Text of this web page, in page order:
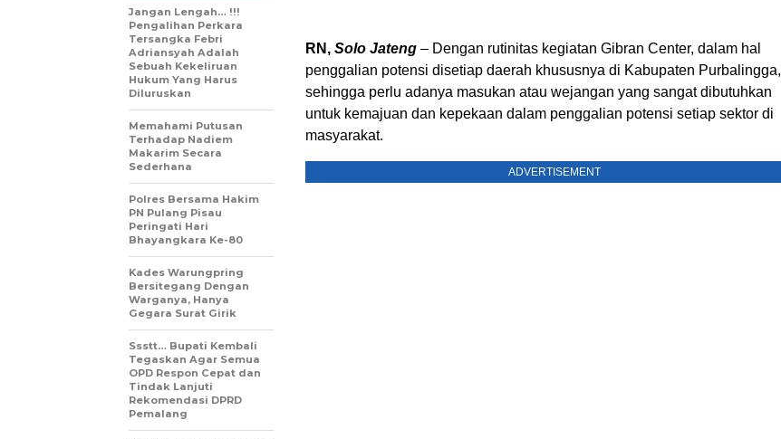
RN, Solo Jateng – Dengan rutinitas kegiatan Gibran Center, dalam hal
penggalian potensi disetiap daerah khususnya di Kabupaten Purbalingga,
sehingga perlu adanya masukan atau wejangan yang sangat dibutuhkan
untuk kemajuan dan kepekaan dalam penggalian potensi setiap sektor di
masyarakat.
ADVERTISEMENT
Jangan Lengah… !!!
Pengalihan Perkara
Tersangka Febri
Adriansyah Adalah
Sebuah Kekeliruan
Hukum Yang Harus
Diluruskan
Memahami Putusan
Terhadap Nadiem
Makarim Secara
Sederhana
Polres Bersama Hakim
PN Pulang Pisau
Peringati Hari
Bhayangkara Ke-80
Kades Warungpring
Bersitegang Dengan
Warganya, Hanya
Gegara Surat Girik
Ssstt… Bupati Kembali
Tegaskan Agar Semua
OPD Respon Cepat dan
Tindak Lanjuti
Rekomendasi DPRD
Pemalang